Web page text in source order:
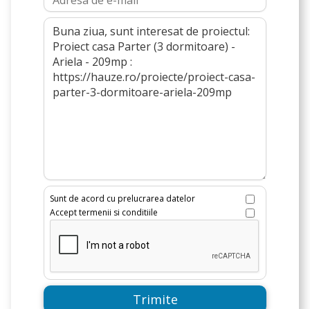
Sunt de acord cu prelucrarea datelor
Accept termenii si conditiile
Trimite